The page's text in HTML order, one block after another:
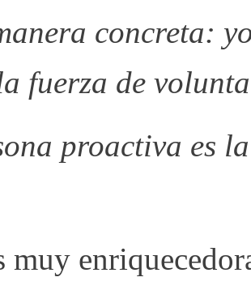
concreta:
fuerza de
proactiva es
muy